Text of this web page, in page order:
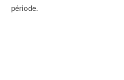
période.